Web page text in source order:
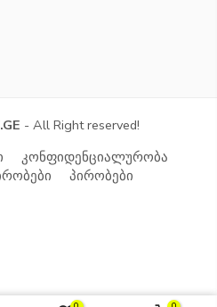
- All Right reserved!
კონფიდენციალურობა
პირობები